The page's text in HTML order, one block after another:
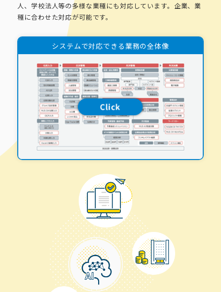
人、学校法人等の多様な業種にも対応しています。企業、業
種に合わせた対応が可能です。
システムで対応できる業務の全体像